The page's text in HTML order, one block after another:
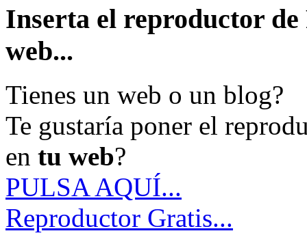
Inserta el reproductor de
web...
Tienes un web o un blog?
Te gustaría poner el
en tu web?
PULSA AQUÍ...
Reproductor Gratis...